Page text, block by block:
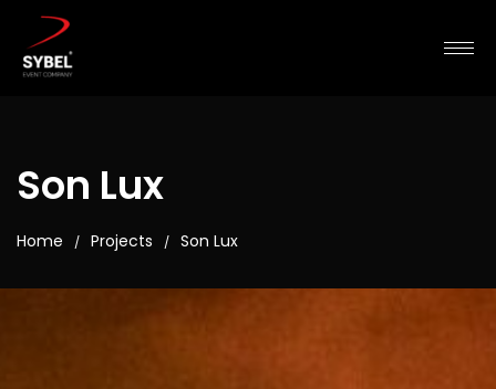
Son Lux
Home / Projects / Son Lux